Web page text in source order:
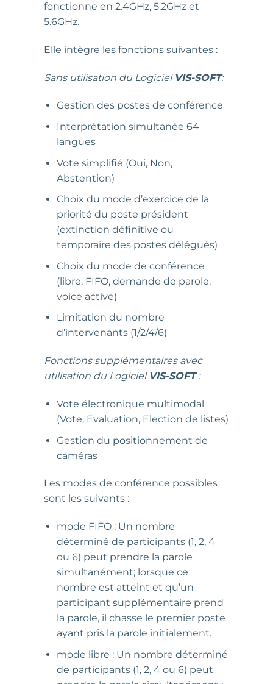
fonctionne en 2.4GHz, 5.2GHz et
5.6GHz.
Elle intègre les fonctions suivantes :
Sans utilisation du Logiciel VIS-SOFT:
Gestion des postes de conférence
Interprétation simultanée 64
langues
Vote simplifié (Oui, Non,
Abstention)
Choix du mode d’exercice de la
priorité du poste président
(extinction définitive ou
temporaire des postes délégués)
Choix du mode de conférence
(libre, FIFO, demande de parole,
voice active)
Limitation du nombre
d’intervenants (1/2/4/6)
Fonctions supplémentaires avec
utilisation du Logiciel VIS-SOFT:
Vote électronique multimodal
(Vote, Evaluation, Election de listes)
Gestion du positionnement de
caméras
Les modes de conférence possibles
sont les suivants :
mode FIFO : Un nombre
déterminé de participants (1, 2, 4
ou 6) peut prendre la parole
simultanément; lorsque ce
nombre est atteint et qu’un
participant supplémentaire prend
la parole, il chasse le premier poste
ayant pris la parole initialement.
mode libre : Un nombre déterminé
de participants (1, 2, 4 ou 6) peut